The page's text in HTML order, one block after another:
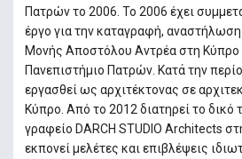
Πατρών το 2006. Το 2006 έχει
έργο για την καταγραφή, αναστήλωση
Μονής Αποστόλου Αντρέα στη Κύπρο
Πανεπιστήμιο Πατρών. Κατά την
εργασθεί ως αρχιτέκτονας σε
Κύπρο. Από το 2012 διατηρεί το δικό
γραφείο DARCH STUDIO Architects
εκπονεί μελέτες και επιβλέψεις